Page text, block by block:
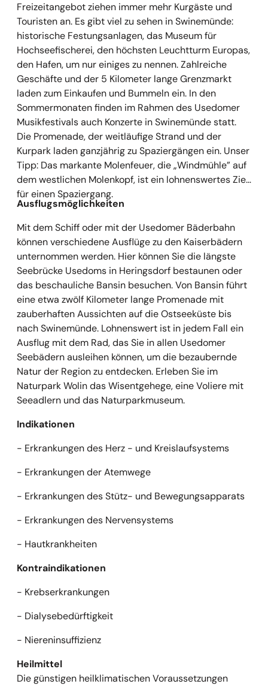
Freizeitangebot ziehen immer mehr Kurgäste und
Touristen an. Es gibt viel zu sehen in Swinemünde:
historische Festungsanlagen, das Museum für
Hochseefischerei, den höchsten Leuchtturm Europas,
den Hafen, um nur einiges zu nennen. Zahlreiche
Geschäfte und der 5 Kilometer lange Grenzmarkt
laden zum Einkaufen und Bummeln ein. In den
Sommermonaten finden im Rahmen des Usedomer
Musikfestivals auch Konzerte in Swinemünde statt.
Die Promenade, der weitläufige Strand und der
Kurpark laden ganzjährig zu Spaziergängen ein. Unser
Tipp: Das markante Molenfeuer, die „Windmühle” auf
dem westlichen Molenkopf, ist ein lohnenswertes Ziel
für einen Spaziergang.
Ausflugsmöglichkeiten
Mit dem Schiff oder mit der Usedomer Bäderbahn
können verschiedene Ausflüge zu den Kaiserbädern
unternommen werden. Hier können Sie die längste
Seebrücke Usedoms in Heringsdorf bestaunen oder
das beschauliche Bansin besuchen. Von Bansin führt
eine etwa zwölf Kilometer lange Promenade mit
zauberhaften Aussichten auf die Ostseeküste bis
nach Swinemünde. Lohnenswert ist in jedem Fall ein
Ausflug mit dem Rad, das Sie in allen Usedomer
Seebädern ausleihen können, um die bezaubernde
Natur der Region zu entdecken. Erleben Sie im
Naturpark Wolin das Wisentgehege, eine Voliere mit
Seeadlern und das Naturparkmuseum.
Indikationen
- Erkrankungen des Herz - und Kreislaufsystems
- Erkrankungen der Atemwege
- Erkrankungen des Stütz- und Bewegungsapparats
- Erkrankungen des Nervensystems
- Hautkrankheiten
Kontraindikationen
- Krebserkrankungen
- Dialysebedürftigkeit
- Niereninsuffizienz
Heilmittel
Die günstigen heilklimatischen Voraussetzungen